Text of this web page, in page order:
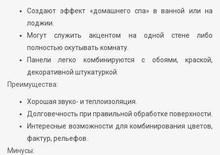
Создают эффект «домашнего спа» в ванной или на
лоджии.
Могут служить акцентом на одной стене либо
полностью окутывать комнату.
Панели легко комбинируются с обоями, краской,
декоративной штукатуркой.
Преимущества:
Хорошая звуко- и теплоизоляция.
Долговечность при правильной обработке поверхности.
Интересные возможности для комбинирования цветов,
фактур, рельефов.
Минусы: